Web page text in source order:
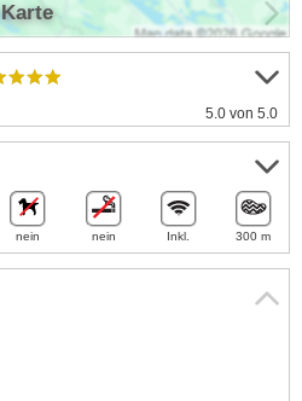
5.0 von 5.0
nein nein Inkl. 300 m
Karte